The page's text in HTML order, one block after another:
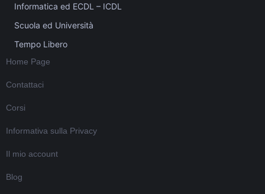
Informatica ed ECDL – ICDL
Scuola ed Università
Tempo Libero
Home Page
Contattaci
Corsi
Informativa sulla Privacy
Il mio account
Blog